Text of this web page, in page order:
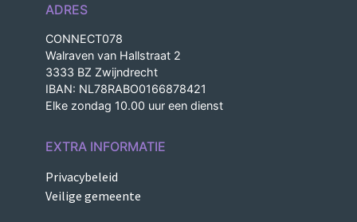
ADRES
CONNECT078
Walraven van Hallstraat 2
3333 BZ Zwijndrecht
IBAN: NL78RABO0166878421
Elke zondag 10.00 uur een dienst
EXTRA INFORMATIE
Privacybeleid
Veilige gemeente